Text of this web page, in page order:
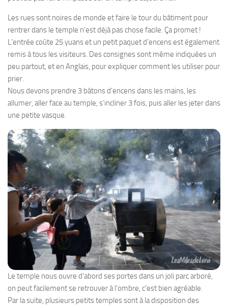
Les rues sont noires de monde et faire le tour du bâtiment pour
rentrer dans le temple n’est déjà pas chose facile. Ça promet !
L’entrée coûte 25 yuans et un petit paquet d’encens est également
remis à tous les visiteurs. Des consignes sont même indiquées un
peu partout, et en Anglais, pour expliquer comment les utiliser pour
prier.
Nous devons prendre 3 bâtons d’encens dans les mains, les
allumer, aller face au temple, s’incliner 3 fois, puis aller les jeter dans
une petite vasque.
Le temple nous ouvre d’abord ses portes dans un joli parc arboré,
on peut facilement se retrouver à l’ombre, c’est bien agréable.
Par la suite, plusieurs petits temples sont à la disposition des